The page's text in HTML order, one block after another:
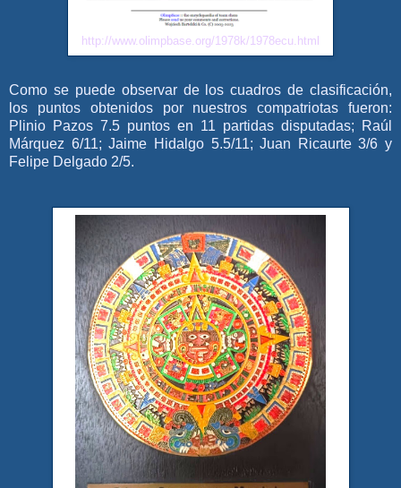
http://www.olimpbase.org/1978k/1978ecu.html
Como se puede observar de los cuadros de clasificación,
los puntos obtenidos por nuestros compatriotas fueron:
Plinio Pazos 7.5 puntos en 11 partidas disputadas; Raúl
Márquez 6/11; Jaime Hidalgo 5.5/11; Juan Ricaurte 3/6 y
Felipe Delgado 2/5.